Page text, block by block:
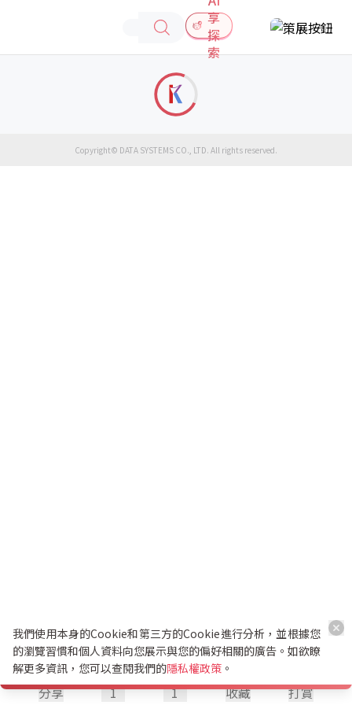
享
探
索
分享 1 1 收藏 打賞
Copyright© DATA SYSTEMS CO., LTD. All rights reserved.
我們使用本身的Cookie和第三方的Cookie進行分析，並根據您
的瀏覽習慣和個人資料向您展示與您的偏好相關的廣告。如欲瞭
解更多資訊，您可以查閱我們的隱私權政策 。